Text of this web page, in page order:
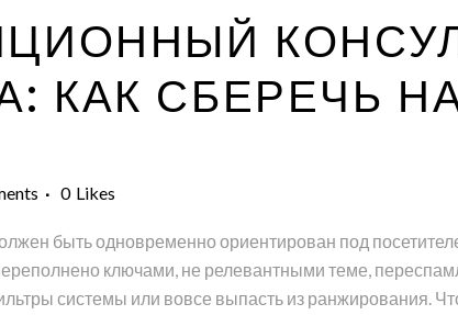
КАК СБЕРЕЧЬ
0 Likes
быть одновременно ориентирован под
ключами, не релевантными теме,
системы или вовсе выпасть из ранжирования.